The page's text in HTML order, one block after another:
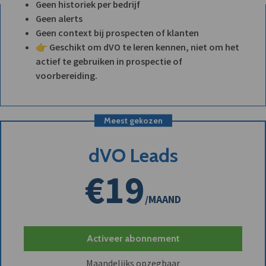
Geen historiek per bedrijf
Geen alerts
Geen context bij prospecten of klanten
👉 Geschikt om dVO te leren kennen, niet om het
actief te gebruiken in prospectie of
voorbereiding.
Meest gekozen
dVO Leads
€19/MAAND
Activeer abonnement
Maandelijks opzegbaar